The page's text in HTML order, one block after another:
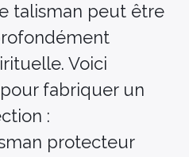
talisman peut être
Voici
fabriquer un
:
protecteur